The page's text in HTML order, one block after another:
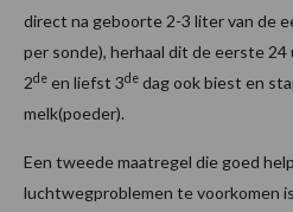
direct na geboorte 2-3 liter van de
per sonde), herhaal dit de eerste
2de en liefst 3de dag ook biest en
melk(poeder).
Een tweede maatregel die goed
luchtwegproblemen te voorkomen